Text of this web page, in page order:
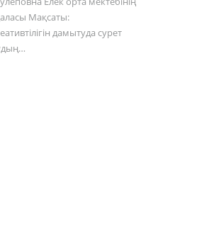
Мақсаты:
дамытуда сурет